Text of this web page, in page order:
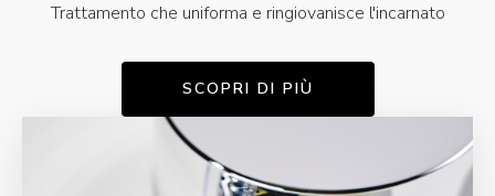
Trattamento che uniforma e ringiovanisce l'incarnato
SCOPRI DI PIÙ